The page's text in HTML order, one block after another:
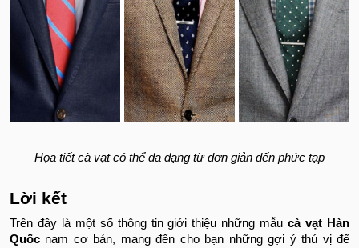
Họa tiết cà vạt có thể đa dạng từ đơn giản đến phức tạp
Lời kết
Trên đây là một số thông tin giới thiệu những mẫucà vạt Hàn
Quốc nam cơ bản, mang đến cho bạn những gợi ý thú vị để